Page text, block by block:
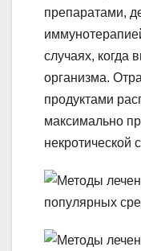
препаратами,
случаях, когда
организма.
продуктами
максимально
некротической